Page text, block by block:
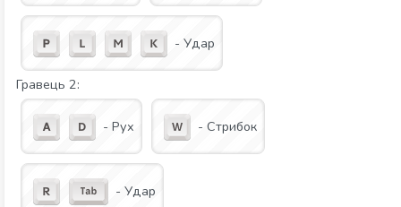
- Удар
Гравець 2:
- Рух - Стрибок
- Удар